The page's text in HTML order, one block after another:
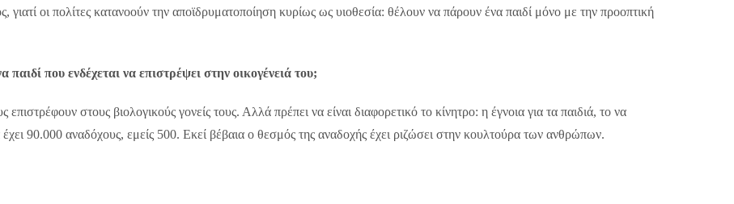
οι πολίτες κατανοούν την αποϊδρυματοποίηση κυρίως ως υιοθεσία: θέλουν να πάρουν ένα παιδί μόνο με την προοπτική
παιδί που ενδέχεται να επιστρέψει στην οικογένειά του;
στους βιολογικούς γονείς τους. Αλλά πρέπει να είναι διαφορετικό το κίνητρο: η έγνοια για τα παιδιά, το να
90.000 αναδόχους, εμείς 500. Εκεί βέβαια ο θεσμός της αναδοχής έχει ριζώσει στην κουλτούρα των ανθρώπων.